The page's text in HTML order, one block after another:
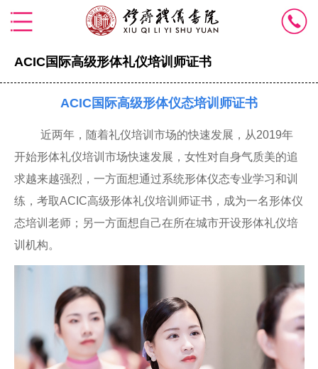
ACIC国际高级形体礼仪培训师证书
ACIC国际高级形体仪态培训师证书
近两年，随着礼仪培训市场的快速发展，从2019年
开始形体礼仪培训市场快速发展，女性对自身气质美的追
求越来越强烈，一方面想通过系统形体仪态专业学习和训
练，考取ACIC高级形体礼仪培训师证书，成为一名形体仪
态培训老师；另一方面想自己在所在城市开设形体礼仪培
训机构。